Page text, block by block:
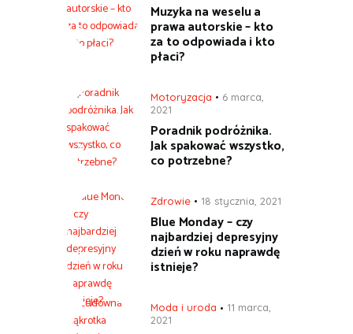
Muzyka na weselu a
prawa autorskie – kto
za to odpowiada i kto
płaci?
Motoryzacja
6 marca,
2021
Poradnik podróżnika.
Jak spakować wszystko,
co potrzebne?
Zdrowie 18 stycznia, 2021
Blue Monday – czy
najbardziej depresyjny
dzień w roku naprawdę
istnieje?
Moda i uroda
11 marca,
2021